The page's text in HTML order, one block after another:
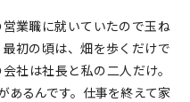
業職に就いていたので玉ね
初の頃は、畑を歩くだけで
社は社長と私の二人だけ。
あるんです。仕事を終えて家